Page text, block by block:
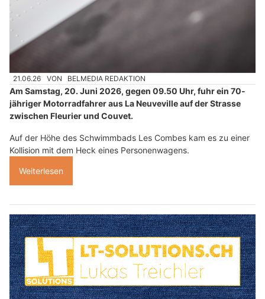
21.06.26 VON BELMEDIA REDAKTION
Am Samstag, 20. Juni 2026, gegen 09.50 Uhr, fuhr ein 70-
jähriger Motorradfahrer aus La Neuveville auf der Strasse
zwischen Fleurier und Couvet.
Auf der Höhe des Schwimmbads Les Combes kam es zu einer
Kollision mit dem Heck eines Personenwagens.
Weiterlesen